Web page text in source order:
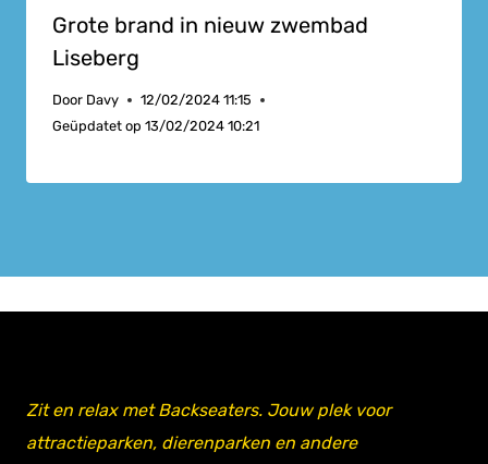
Grote brand in nieuw zwembad
Liseberg
Door Davy
12/02/2024 11:15
Geüpdatet op 13/02/2024 10:21
Zit en relax met Backseaters. Jouw plek voor
attractieparken, dierenparken en andere